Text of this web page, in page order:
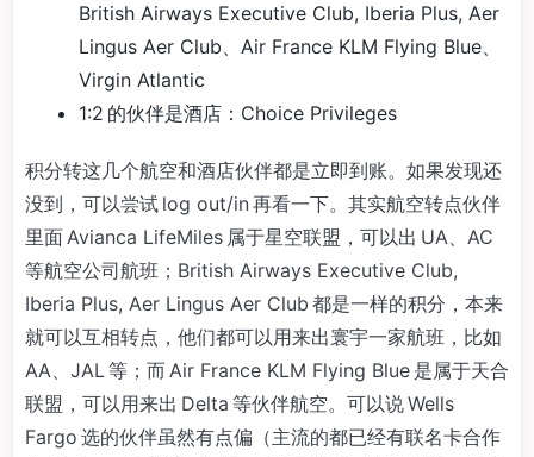
British Airways Executive Club, Iberia Plus, Aer
Lingus Aer Club、Air France KLM Flying Blue、
Virgin Atlantic
1:2 的伙伴是酒店：Choice Privileges
积分转这几个航空和酒店伙伴都是立即到账。如果发现还
没到，可以尝试 log out/in 再看一下。其实航空转点伙伴
里面 Avianca LifeMiles 属于星空联盟，可以出 UA、AC
等航空公司航班；British Airways Executive Club,
Iberia Plus, Aer Lingus Aer Club 都是一样的积分，本来
就可以互相转点，他们都可以用来出寰宇一家航班，比如
AA、JAL 等；而 Air France KLM Flying Blue 是属于天合
联盟，可以用来出 Delta 等伙伴航空。可以说 Wells
Fargo 选的伙伴虽然有点偏（主流的都已经有联名卡合作